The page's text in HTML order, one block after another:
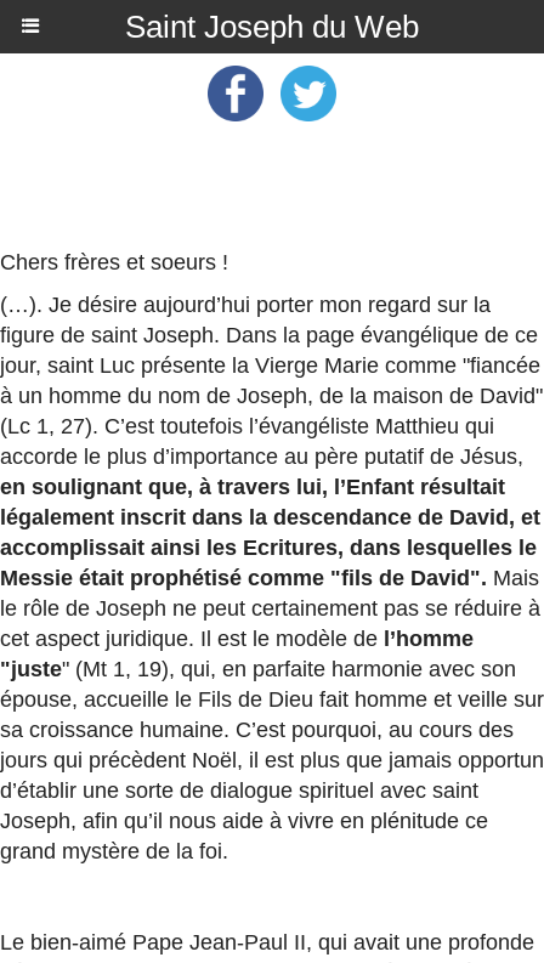
Saint Joseph du Web
Chers frères et soeurs !
(…). Je désire aujourd’hui porter mon regard sur la
figure de saint Joseph. Dans la page évangélique de ce
jour, saint Luc présente la Vierge Marie comme "fiancée
à un homme du nom de Joseph, de la maison de David"
(Lc 1, 27). C’est toutefois l’évangéliste Matthieu qui
accorde le plus d’importance au père putatif de Jésus,
en soulignant que, à travers lui, l’Enfant résultait
légalement inscrit dans la descendance de David, et
accomplissait ainsi les Ecritures, dans lesquelles le
Messie était prophétisé comme "fils de David". Mais
le rôle de Joseph ne peut certainement pas se réduire à
cet aspect juridique. Il est le modèle de l’homme
"juste" (Mt 1, 19), qui, en parfaite harmonie avec son
épouse, accueille le Fils de Dieu fait homme et veille sur
sa croissance humaine. C’est pourquoi, au cours des
jours qui précèdent Noël, il est plus que jamais opportun
d’établir une sorte de dialogue spirituel avec saint
Joseph, afin qu’il nous aide à vivre en plénitude ce
grand mystère de la foi.
Le bien-aimé Pape Jean-Paul II, qui avait une profonde